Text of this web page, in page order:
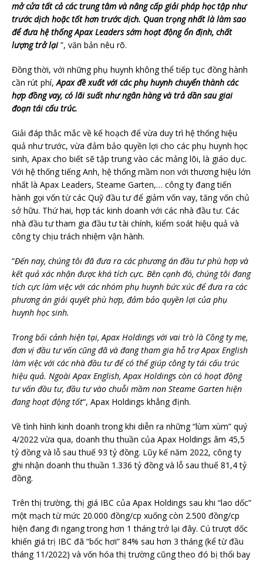
mở cửa tất cả các trung tâm và nâng cấp giải pháp học tập như
trước dịch hoặc tốt hơn trước dịch. Quan trọng nhất là làm sao
để đưa hệ thống Apax Leaders sớm hoạt động ổn định, chất
lượng trở lại”, văn bản nêu rõ.
Đồng thời, với những phụ huynh không thể tiếp tục đồng hành
cần rút phí,Apax đề xuất với các phụ huynh chuyển thành các
hợp đồng vay, có lãi suất như ngân hàng và trả dần sau giai
đoạn tái cấu trúc.
Giải đáp thắc mắc về kế hoạch để vừa duy trì hệ thống hiệu
quả như trước, vừa đảm bảo quyền lợi cho các phụ huynh học
sinh, Apax cho biết sẽ tập trung vào các mảng lõi, là giáo dục.
Với hệ thống tiếng Anh, hệ thống mầm non với thương hiệu lớn
nhất là Apax Leaders, Steame Garten,… công ty đang tiến
hành gọi vốn từ các Quỹ đầu tư để giảm vốn vay, tăng vốn chủ
sở hữu. Thứ hai, hợp tác kinh doanh với các nhà đầu tư. Các
nhà đầu tư tham gia đầu tư tài chính, kiểm soát hiệu quả và
công ty chịu trách nhiệm vận hành.
“Đến nay, chúng tôi đã đưa ra các phương án đầu tư phù hợp và
kết quả xác nhận được khá tích cực. Bên cạnh đó, chúng tôi đang
tích cực làm việc với các nhóm phụ huynh bức xúc để đưa ra các
phương án giải quyết phù hợp, đảm bảo quyền lợi của phụ
huynh học sinh .
Trong bối cảnh hiện tại, Apax Holdings với vai trò là Công ty mẹ,
đơn vị đầu tư vốn cũng đã và đang tham gia hỗ trợ Apax English
làm việc với các nhà đầu tư để có thể giúp công ty tái cấu trúc
hiệu quả. Ngoài Apax English, Apax Holdings còn có hoạt động
tư vấn đầu tư, đầu tư vào chuỗi mầm non Steame Garten hiện
đang hoạt động tốt“, Apax Holdings khẳng định.
Về tình hình kinh doanh trong khi diễn ra những “lùm xùm” quý
4/2022 vừa qua, doanh thu thuần của Apax Holdings âm 45,5
tỷ đồng và lỗ sau thuế 93 tỷ đồng. Lũy kế năm 2022, công ty
ghi nhận doanh thu thuần 1.336 tỷ đồng và lỗ sau thuế 81,4 tỷ
đồng.
Trên thị trường, thị giá IBC của Apax Holdings sau khi “lao dốc”
một mạch từ mức 20.000 đồng/cp xuống còn 2.500 đồng/cp
hiện đang đi ngang trong hơn 1 tháng trở lại đây. Cú trượt dốc
khiến giá trị IBC đã “bốc hơi” 84% sau hơn 3 tháng (kể từ đầu
tháng 11/2022) và vốn hóa thị trường cũng theo đó bị thổi bay